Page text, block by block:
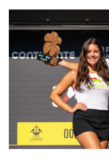
Oliveira
é
sexto
e
continua
Camisola
Amarela
ao
da